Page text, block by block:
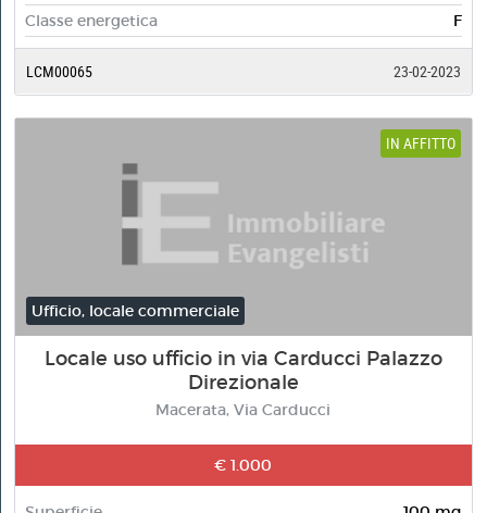
Classe energetica
F
LCM00065 23-02-2023
IN AFFITTO
Ufficio, locale commerciale
Locale uso ufficio in via Carducci Palazzo
Direzionale
Macerata, Via Carducci
€ 1.000